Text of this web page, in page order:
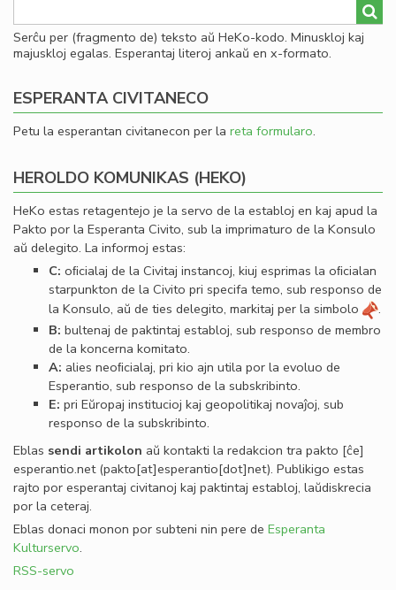
Serĉu per (fragmento de) teksto aŭ HeKo-kodo. Minuskloj kaj
majuskloj egalas. Esperantaj literoj ankaŭ en x-formato.
ESPERANTA CIVITANECO
Petu la esperantan civitanecon per la reta formularo.
HEROLDO KOMUNIKAS (HEKO)
HeKo estas retagentejo je la servo de la establoj en kaj apud la
Pakto por la Esperanta Civito, sub la imprimaturo de la Konsulo
aŭ delegito. La informoj estas:
C: oﬁcialaj de la Civitaj instancoj, kiuj esprimas la oﬁcialan
starpunkton de la Civito pri specifa temo, sub responso de
la Konsulo, aŭ de ties delegito, markitaj per la simbolo
.
B: bultenaj de paktintaj establoj, sub responso de membro
de la koncerna komitato.
A: alies neoﬁcialaj, pri kio ajn utila por la evoluo de
Esperantio, sub responso de la subskribinto.
E: pri Eŭropaj institucioj kaj geopolitikaj novaĵoj, sub
responso de la subskribinto.
Eblas sendi artikolon aŭ kontakti la redakcion tra pakto [ĉe]
esperantio.net(pakto[at]esperantio[dot]net). Publikigo estas
rajto por esperantaj civitanoj kaj paktintaj establoj, laŭdiskrecia
por la ceteraj.
Eblas donaci monon por subteni nin pere de Esperanta
Kulturservo.
RSS-servo